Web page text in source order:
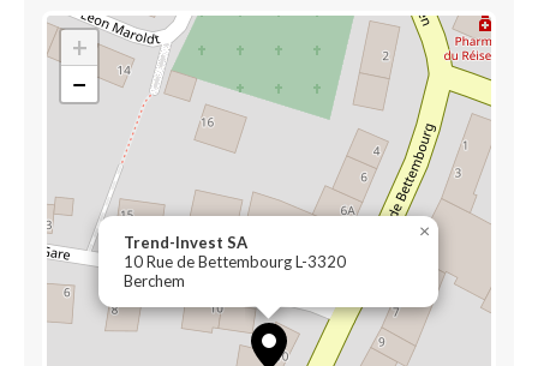
Trend-Invest SA
10 Rue de Bettembourg L-3320
Berchem
×
+
−